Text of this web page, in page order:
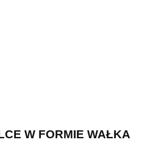
W FORMIE WAŁKA